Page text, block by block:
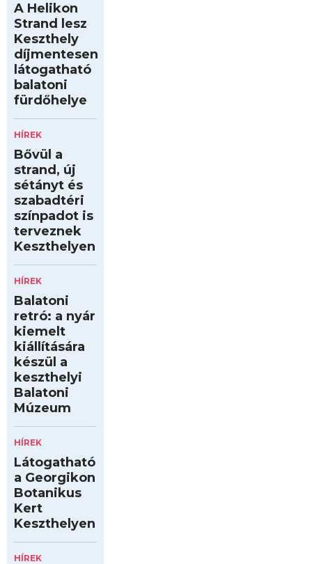
A Helikon
Strand lesz
Keszthely
díjmentesen
látogatható
balatoni
fürdőhelye
HÍREK
Bővül a
strand, új
sétányt és
szabadtéri
színpadot is
terveznek
Keszthelyen
HÍREK
Balatoni
retró: a nyár
kiemelt
kiállítására
készül a
keszthelyi
Balatoni
Múzeum
HÍREK
Látogatható
a Georgikon
Botanikus
Kert
Keszthelyen
HÍREK